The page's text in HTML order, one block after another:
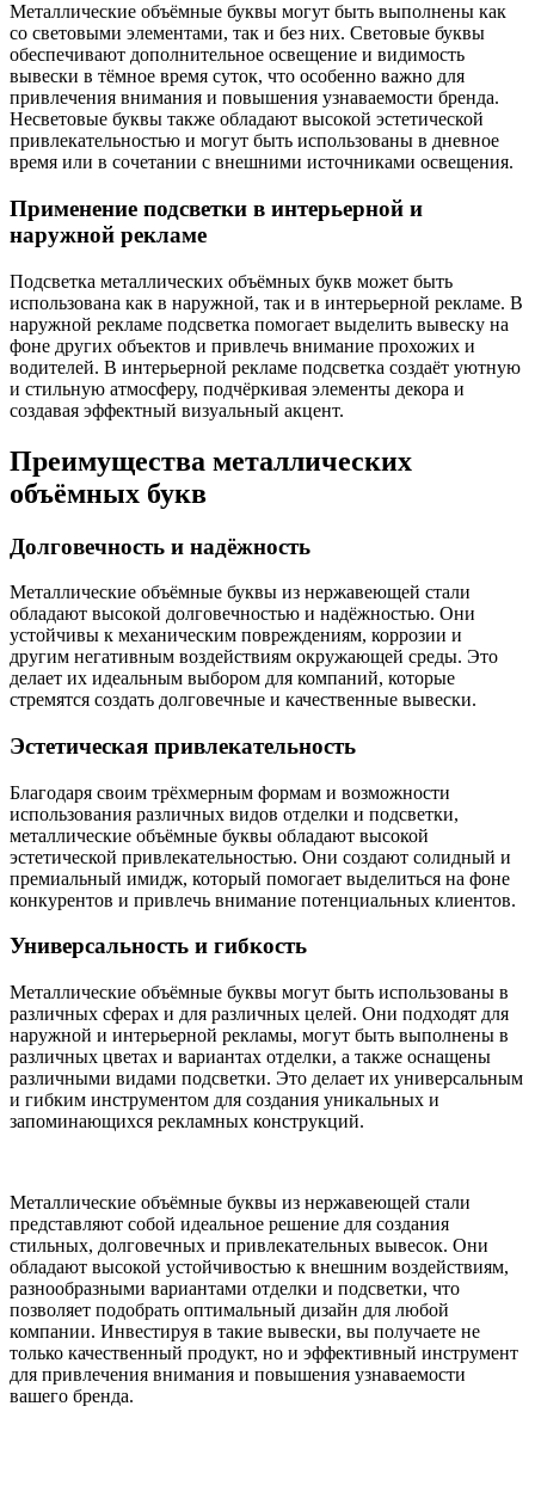
Металлические объёмные буквы могут быть выполнены как
со световыми элементами, так и без них. Световые буквы
обеспечивают дополнительное освещение и видимость
вывески в тёмное время суток, что особенно важно для
привлечения внимания и повышения узнаваемости бренда.
Несветовые буквы также обладают высокой эстетической
привлекательностью и могут быть использованы в дневное
время или в сочетании с внешними источниками освещения.
Применение подсветки в интерьерной и
наружной рекламе
Подсветка металлических объёмных букв может быть
использована как в наружной, так и в интерьерной рекламе. В
наружной рекламе подсветка помогает выделить вывеску на
фоне других объектов и привлечь внимание прохожих и
водителей. В интерьерной рекламе подсветка создаёт уютную
и стильную атмосферу, подчёркивая элементы декора и
создавая эффектный визуальный акцент.
Преимущества металлических
объёмных букв
Долговечность и надёжность
Металлические объёмные буквы из нержавеющей стали
обладают высокой долговечностью и надёжностью. Они
устойчивы к механическим повреждениям, коррозии и
другим негативным воздействиям окружающей среды. Это
делает их идеальным выбором для компаний, которые
стремятся создать долговечные и качественные вывески.
Эстетическая привлекательность
Благодаря своим трёхмерным формам и возможности
использования различных видов отделки и подсветки,
металлические объёмные буквы обладают высокой
эстетической привлекательностью. Они создают солидный и
премиальный имидж, который помогает выделиться на фоне
конкурентов и привлечь внимание потенциальных клиентов.
Универсальность и гибкость
Металлические объёмные буквы могут быть использованы в
различных сферах и для различных целей. Они подходят для
наружной и интерьерной рекламы, могут быть выполнены в
различных цветах и вариантах отделки, а также оснащены
различными видами подсветки. Это делает их универсальным
и гибким инструментом для создания уникальных и
запоминающихся рекламных конструкций.
Металлические объёмные буквы из нержавеющей стали
представляют собой идеальное решение для создания
стильных, долговечных и привлекательных вывесок. Они
обладают высокой устойчивостью к внешним воздействиям,
разнообразными вариантами отделки и подсветки, что
позволяет подобрать оптимальный дизайн для любой
компании. Инвестируя в такие вывески, вы получаете не
только качественный продукт, но и эффективный инструмент
для привлечения внимания и повышения узнаваемости
вашего бренда.